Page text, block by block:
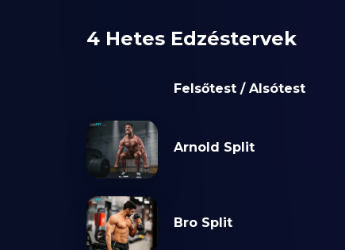
4 Hetes Edzéstervek
Felsőtest / Alsótest
Arnold Split
Bro Split